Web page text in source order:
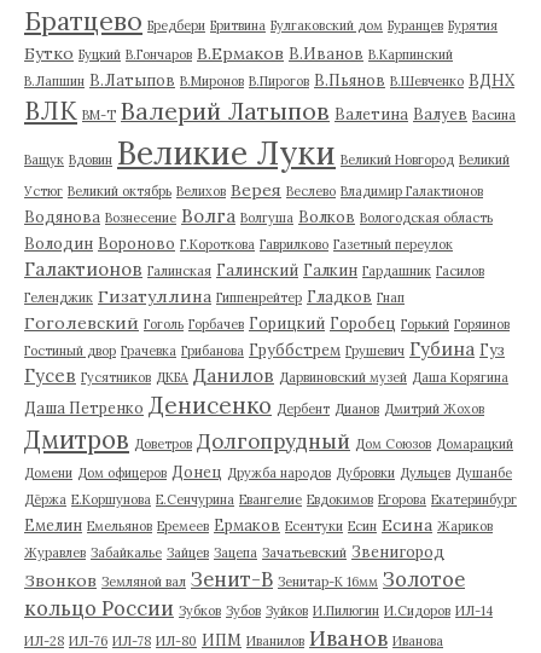
Братцево Бредбери Бритвина Булгаковский дом Буранцев Бурятия
Бутко Буцкий В.Гончаров В.Ермаков В.Иванов В.Карпинский
В.Лапшин В.Латыпов В.Миронов В.Пирогов В.Пьянов В.Шевченко ВДНХ
ВЛК ВМ-Т Валерий Латыпов Валетина Валуев Васина
Ващук Вдовин Великие Луки Великий Новгород Великий
Устюг Великий октябрь Велихов Верея Веслево Владимир Галактионов
Водянова Вознесение Волга Волгуша Волков Вологодская область
Володин Вороново Г.Короткова Гаврилково Газетный переулок
Галактионов Галинская Галинский Галкин Гардашник Гасилов
Геленджик Гизатуллина Гиппенрейтер Гладков Гнап
Гоголевский Гоголь Горбачев Горицкий Горобец Горький Горяинов
Гостиный двор Грачевка Грибанова Груббстрем Грушевич Губина Гуз
Гусев Гусятников ДКБА Данилов Дарвиновский музей Даша Корягина
Даша Петренко Денисенко Дербент Дианов Дмитрий Жохов
Дмитров Доветров Долгопрудный Дом Союзов Домарацкий
Домени Дом офицеров Донец Дружба народов Дубровки Дульцев Душанбе
Дёржа Е.Коршунова Е.Сенчурина Евангелие Евдокимов Егорова Екатеринбург
Емелин Емельянов Еремеев Ермаков Есентуки Есин Есина Жариков
Журавлев Забайкалье Зайцев Зацепа Зачатьевский Звенигород
Звонков Земляной вал Зенит-В Зенитар-К 16мм Золотое
кольцо России Зубков Зубов Зуйков И.Пилюгин И.Сидоров ИЛ-14
ИЛ-28 ИЛ-76 ИЛ-78 ИЛ-80 ИПМ Иванилов Иванов Иванова